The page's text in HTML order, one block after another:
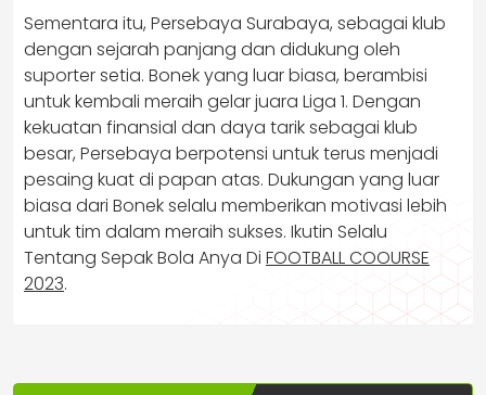
Sementara itu, Persebaya Surabaya, sebagai klub
dengan sejarah panjang dan didukung oleh
suporter setia. Bonek yang luar biasa, berambisi
untuk kembali meraih gelar juara Liga 1. Dengan
kekuatan finansial dan daya tarik sebagai klub
besar, Persebaya berpotensi untuk terus menjadi
pesaing kuat di papan atas. Dukungan yang luar
biasa dari Bonek selalu memberikan motivasi lebih
untuk tim dalam meraih sukses. Ikutin Selalu
Tentang Sepak Bola Anya Di FOOTBALL COOURSE
2023.